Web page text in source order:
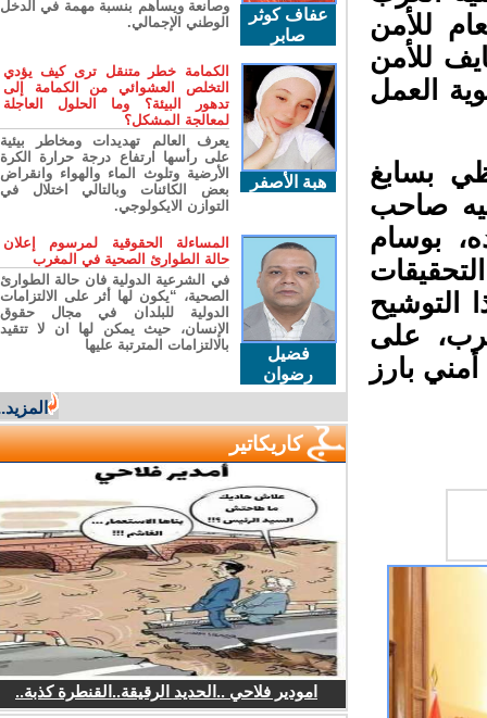
المدير العام للأمن
للأمن
العمل
بسابغ
أنعم عليه صاحب
بوسام
على
بارز
عفاف كوثر
صابر
وصانعة ويساهم بنسبة مهمة في الدخل
الوطني الإجمالي.
هبة الأصفر
الكمامة خطر متنقل ترى كيف يؤدي
التخلص العشوائي من الكمامة إلى
تدهور البيئة؟ وما الحلول العاجلة
لمعالجة المشكل؟
يعرف العالم تهديدات ومخاطر بيئية
على رأسها ارتفاع درجة حرارة الكرة
الأرضية وتلوث الماء والهواء وانقراض
بعض الكائنات وبالتالي اختلال في
التوازن الايكولوجي.
فضيل
رضوان
المساءلة الحقوقية لمرسوم إعلان
حالة الطوارئ الصحية في المغرب
في الشرعية الدولية فان حالة الطوارئ
الصحية، “يكون لها أثر على الالتزامات
الدولية للبلدان في مجال حقوق
الإنسان، حيث يمكن لها ان لا تتقيد
بالالتزامات المترتبة عليها
المزيد...
كاريكاتير
امودير فلاحي ..الحديد الرقيقة..القنطرة كذبة..